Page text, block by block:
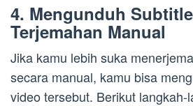
4. Mengunduh
Terjemahan Manual
Jika kamu lebih suka
secara manual, kamu bisa
video tersebut. Berikut langkah-